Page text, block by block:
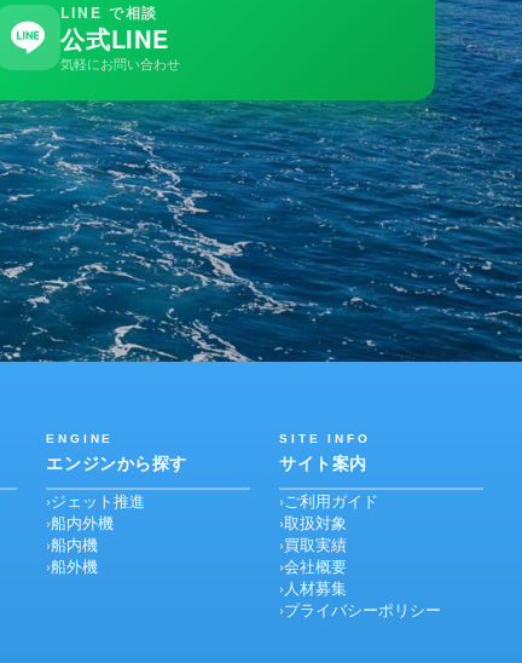
LINE で相談
公式LINE
気軽にお問い合わせ
ENGINE
エンジンから探す
ジェット推進
船内外機
船内機
船外機
SITE INFO
サイト案内
ご利用ガイド
取扱対象
買取実績
会社概要
人材募集
プライバシーポリシー